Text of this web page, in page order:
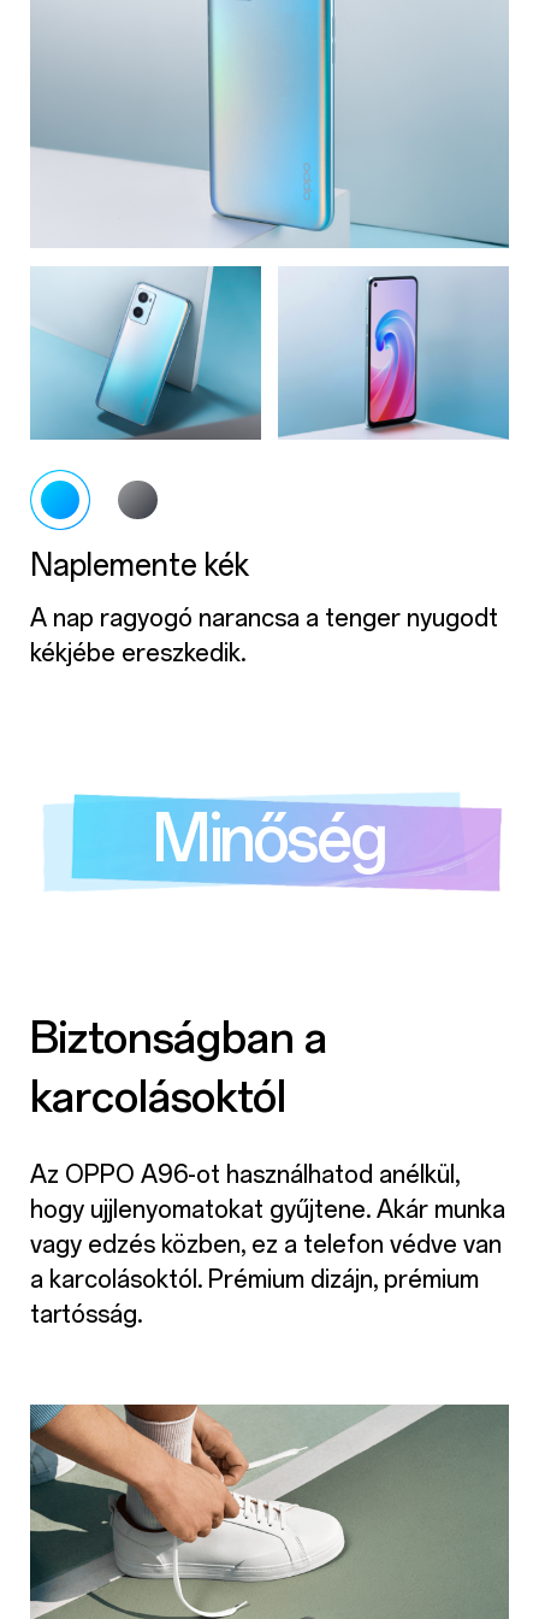
Sötéten lenyűgöző, mint az ég egy tiszta
éjszakán.
Csillagfekete
Minőség
Biztonságban a
karcolásoktól
Az OPPO A96-ot használhatod anélkül,
hogy ujjlenyomatokat gyűjtene. Akár munka
vagy edzés közben, ez a telefon védve van
a karcolásoktól. Prémium dizájn, prémium
tartósság.